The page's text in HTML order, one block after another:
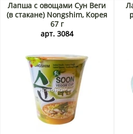
Лапша с овощами Сун Веги
(в стакане) Nongshim, Корея
67 г
арт. 3084